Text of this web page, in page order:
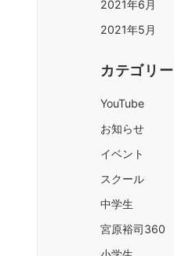
2021年6月
2021年5月
カテゴリー
YouTube
お知らせ
イベント
スクール
中学生
宮原裕司360